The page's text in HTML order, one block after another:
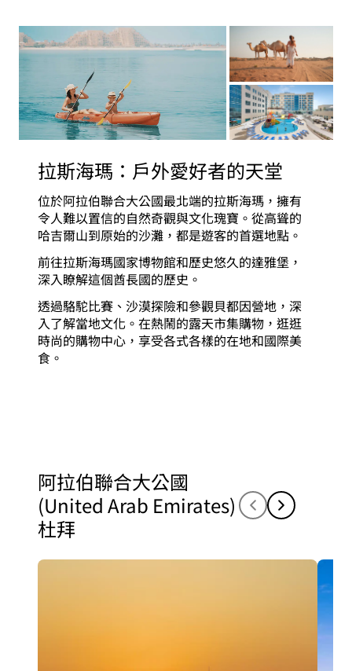
拉斯海瑪：戶外愛好者的天堂
位於阿拉伯聯合大公國最北端的拉斯海瑪，擁有
令人難以置信的自然奇觀與文化瑰寶。從高聳的
哈吉爾山到原始的沙灘，都是遊客的首選地點。
前往拉斯海瑪國家博物館和歷史悠久的達雅堡，
深入瞭解這個酋長國的歷史。
透過駱駝比賽、沙漠探險和參觀貝都因營地，深
入了解當地文化。在熱鬧的露天市集購物，逛逛
時尚的購物中心，享受各式各樣的在地和國際美
食。
阿拉伯聯合大公國
(United Arab Emirates)
杜拜